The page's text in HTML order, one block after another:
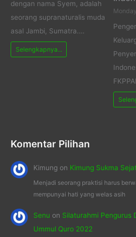
dengan nama Syem, adalah
seorang supranaturalis muda
asal Jambi, Sumatra.…
Selengkapnya...
Komentar Pilihan
Kimung on Kimung Sukma
Menjadi seorang praktisi harus
mempunyai hati yang welas asih
Senu on Silaturahmi Pengurus
Ummul Quro 2022